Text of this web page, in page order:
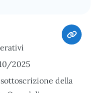
2025
della